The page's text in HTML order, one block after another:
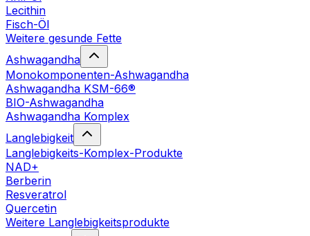
Lecithin
Fisch-Öl
Weitere gesunde Fette
Ashwagandha
Monokomponenten-Ashwagandha
Ashwagandha KSM-66®
BIO-Ashwagandha
Ashwagandha Komplex
Langlebigkeit
Langlebigkeits-Komplex-Produkte
NAD+
Berberin
Resveratrol
Quercetin
Weitere Langlebigkeitsprodukte